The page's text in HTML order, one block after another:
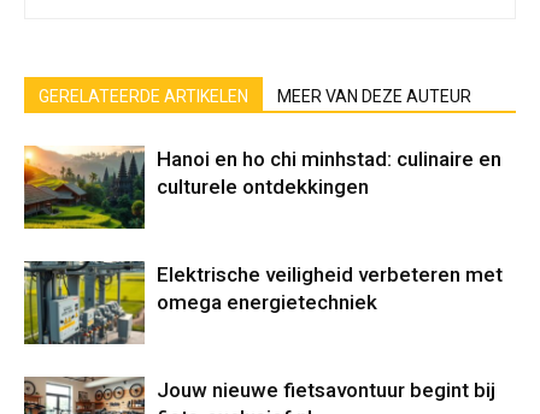
GERELATEERDE ARTIKELEN MEER VAN DEZE AUTEUR
Hanoi en ho chi minhstad: culinaire en
culturele ontdekkingen
Elektrische veiligheid verbeteren met
omega energietechniek
Jouw nieuwe fietsavontuur begint bij